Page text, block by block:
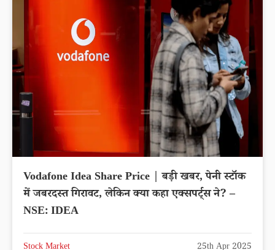
Vodafone Idea Share Price | बड़ी खबर, पेनी स्टॉक
में जबरदस्त गिरावट, लेकिन क्या कहा एक्सपर्ट्स ने? –
NSE: IDEA